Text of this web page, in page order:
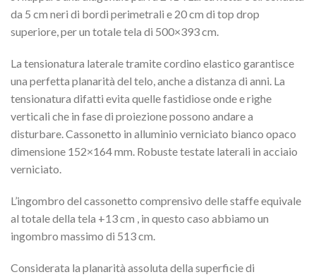
da 5 cm neri di bordi perimetrali e 20 cm di top drop
superiore, per un totale tela di 500×393 cm.
La tensionatura laterale tramite cordino elastico garantisce
una perfetta planarità del telo, anche a distanza di anni. La
tensionatura difatti evita quelle fastidiose onde e righe
verticali che in fase di proiezione possono andare a
disturbare. Cassonetto in alluminio verniciato bianco opaco
dimensione 152×164 mm. Robuste testate laterali in acciaio
verniciato.
L’ingombro del cassonetto comprensivo delle staffe equivale
al totale della tela +13 cm , in questo caso abbiamo un
ingombro massimo di 513 cm.
Considerata la planarità assoluta della superficie di